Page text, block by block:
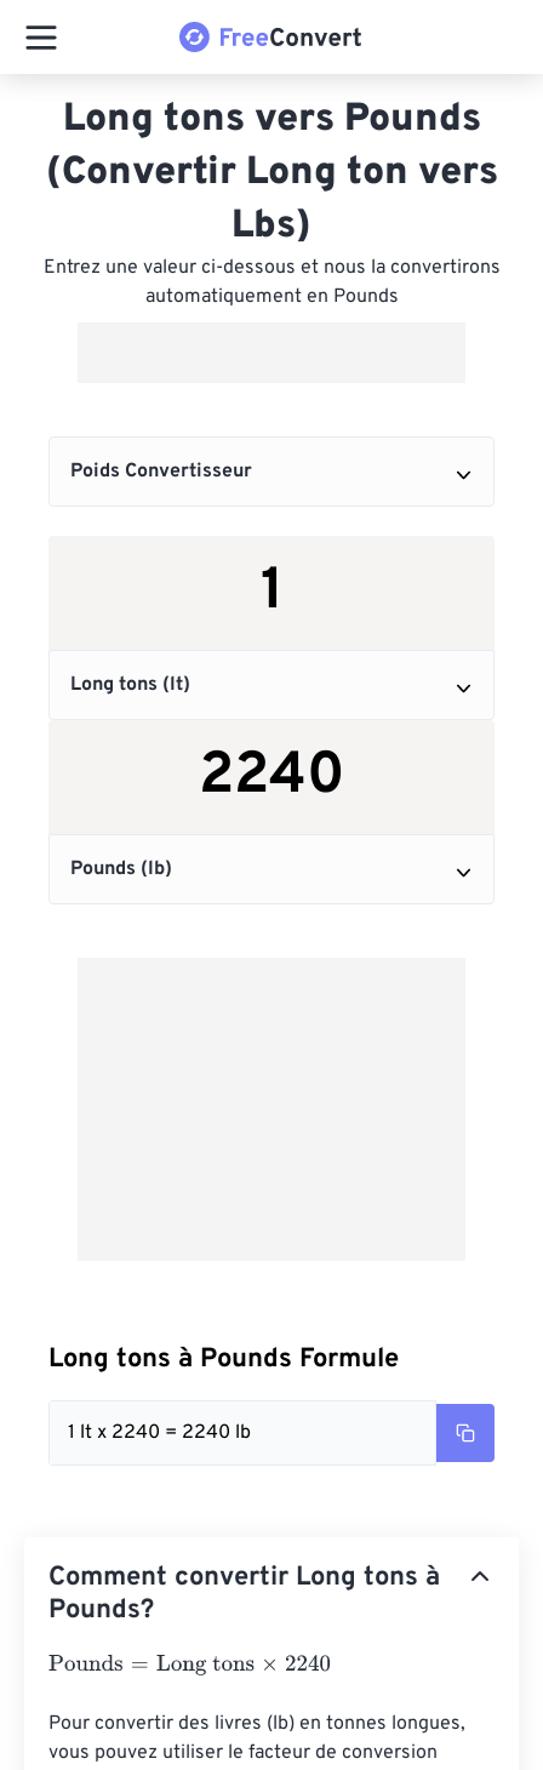
Long tons vers Pounds
(Convertir Long ton vers
Lbs)
Entrez une valeur ci-dessous et nous la convertirons
automatiquement en Pounds
Long tons à Pounds Formule
1 lt x 2240 = 2240 lb
Comment convertir Long tons à
Pounds?
Pounds= Long tons×2240
Pour convertir des livres (lb) en tonnes longues,
vous pouvez utiliser le facteur de conversion